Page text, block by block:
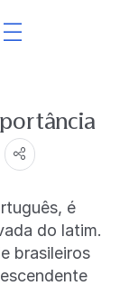
é
do latim.
brasileiros